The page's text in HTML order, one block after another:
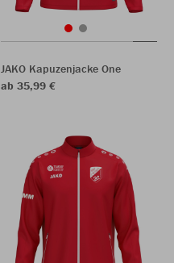
JAKO Kapuzenjacke One
ab 35,99 €